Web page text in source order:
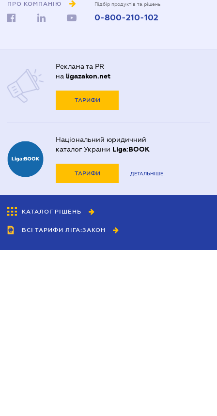
ПРО КОМПАНІЮ Підбір продуктів та рішень
0-800-210-102
Реклама та PR
на ligazakon.net
ТАРИФИ
Національний юридичний
каталог України Liga:BOOK
ТАРИФИ ДЕТАЛЬНІШЕ
КАТАЛОГ РІШЕНЬ
ВСІ ТАРИФИ ЛІГА:ЗАКОН